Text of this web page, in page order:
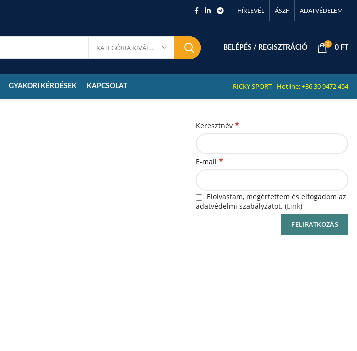
HÍRLEVÉL ÁSZF ADATVÉDELEM
KATEGÓRIA KIVÁLASZTÁSA BELÉPÉS / REGISZTRÁCIÓ
0
0 FT
GYAKORI KÉRDÉSEK KAPCSOLAT RICKY SPORT - Hotline: +36 30 9472 454
Keresztnév *
E-mail *
Elolvastam, megértettem és elfogadom az
adatvédelmi szabályzatot. (Link)